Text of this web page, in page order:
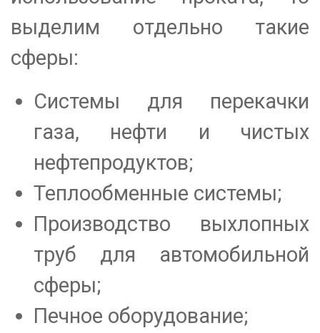
выделим отдельно такие
сферы:
Системы для перекачки
газа, нефти и чистых
нефтепродуктов;
Теплообменные системы;
Производство выхлопных
труб для автомобильной
сферы;
Печное оборудование;